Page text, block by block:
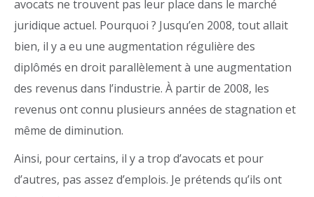
avocats ne trouvent pas leur place dans le marché
juridique actuel. Pourquoi ? Jusqu’en 2008, tout allait
bien, il y a eu une augmentation régulière des
diplômés en droit parallèlement à une augmentation
des revenus dans l’industrie. À partir de 2008, les
revenus ont connu plusieurs années de stagnation et
même de diminution.
Ainsi, pour certains, il y a trop d’avocats et pour
d’autres, pas assez d’emplois. Je prétends qu’ils ont